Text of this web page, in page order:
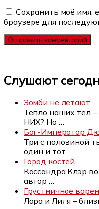
Сохранить моё имя,
браузере для
Слушают
Зомби не летают
Тепло наших тел –
НИХ? Но
Бог-Император
Три с половиной
один и тот
Город костей
Кассандра Клэр
автор
Грустничное
Лара и Лиля –